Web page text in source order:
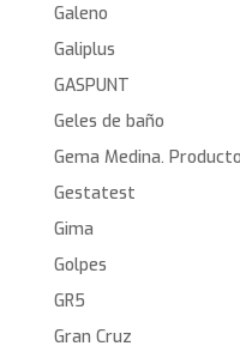
Galeno
Galiplus
GASPUNT
Geles de baño
Gema Medina.
Gestatest
Gima
Golpes
GR5
Gran Cruz